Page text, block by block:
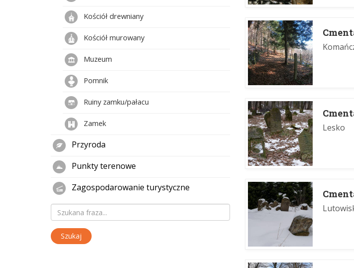
Lesko
Kościół drewniany
Kościół murowany
Muzeum
Pomnik
Ruiny zamku/pałacu
Zamek
Przyroda
Punkty terenowe
Zagospodarowanie turystyczne